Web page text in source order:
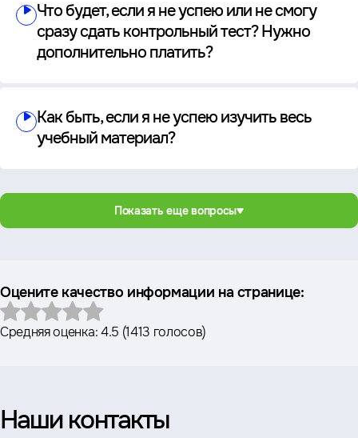
Что будет, если я не успею или не смогу
сразу сдать контрольный тест? Нужно
дополнительно платить?
Как быть, если я не успею изучить весь
учебный материал?
Показать еще вопросы
Оцените качество информации на странице:
Средняя оценка:4.5 (1413 голосов)
Наши контакты